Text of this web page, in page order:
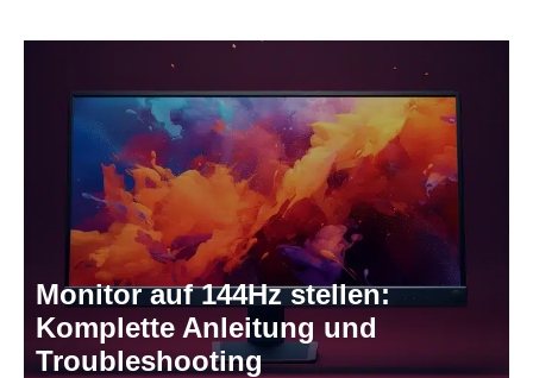
Monitor auf 144Hz stellen:
Komplette Anleitung und
Troubleshooting